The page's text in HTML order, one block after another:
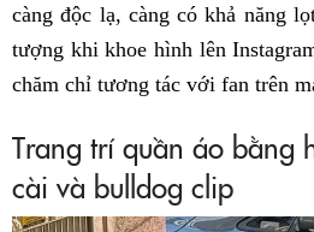
càng độc lạ, càng có khả năng
tượng khi khoe hình lên
chăm chỉ tương tác với fan trên
Trang trí quần áo bằng
cài và bulldog clip